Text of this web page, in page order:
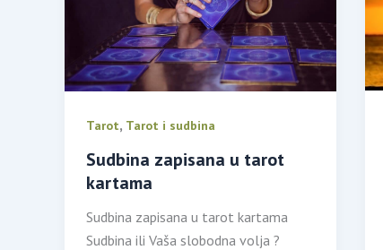
Tarot, Tarot i sudbina
Sudbina zapisana u tarot
kartama
Sudbina zapisana u tarot kartama
Sudbina ili Vaša slobodna volja ?